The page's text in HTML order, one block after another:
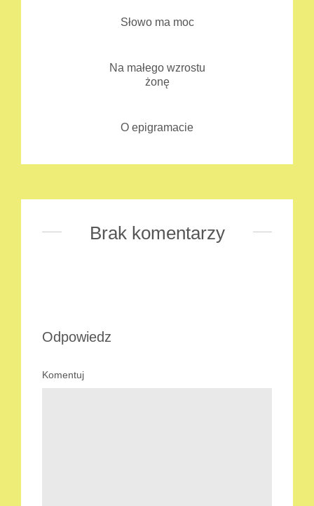
Słowo ma moc
Na małego wzrostu
żonę
O epigramacie
Brak komentarzy
Odpowiedz
Komentuj